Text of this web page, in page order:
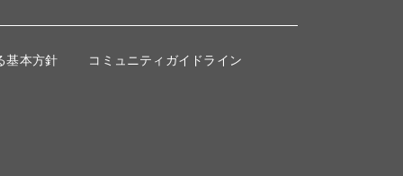
基本方針 コミュニティガイドライン